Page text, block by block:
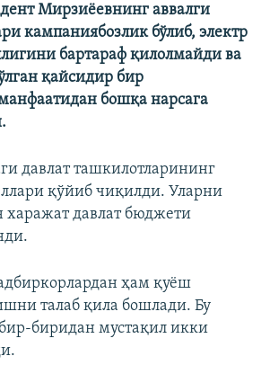
Мирзиёевнинг аввалги
кампаниябозлик бўлиб, электр
бартараф қилолмайди ва
қайсидир бир
бошқа нарсага
давлат ташкилотларининг
қўйиб чиқилди. Уларни
харажат давлат бюджети
ҳам қуёш
талаб қила бошлади. Бу
биридан мустақил икки